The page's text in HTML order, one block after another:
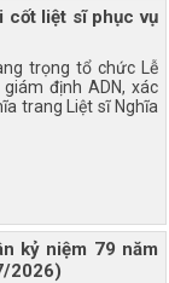
cốt liệt sĩ phục vụ
trọng tổ chức Lễ
định ADN, xác
trang Liệt sĩ Nghĩa
kỷ niệm 79 năm
2026)